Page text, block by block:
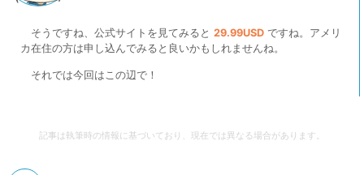
そうですね、公式サイトを見てみると 29.99USDですね。アメリ
カ在住の方は申し込んでみると良いかもしれませんね。
それでは今回はこの辺で！
記事は執筆時の情報に基づいており、現在では異なる場合があります。